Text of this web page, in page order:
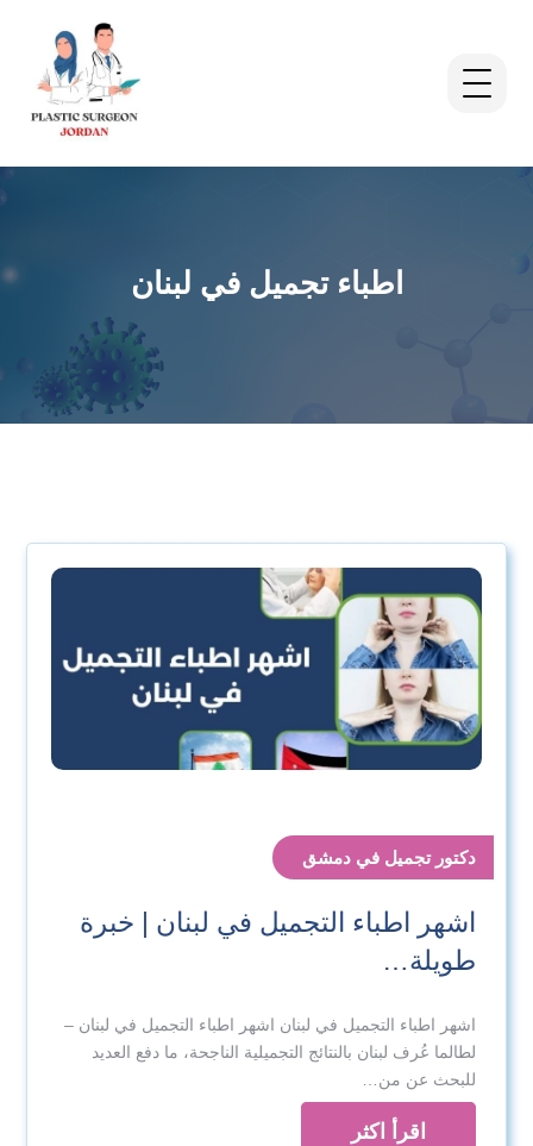
اطباء تجميل في لبنان
دكتور تجميل في دمشق
اشهر اطباء التجميل في لبنان | خبرة
طويلة…
اشهر اطباء التجميل في لبنان اشهر اطباء التجميل في لبنان –
لطالما عُرف لبنان بالنتائج التجميلية الناجحة، ما دفع العديد
للبحث عن من…
اقرأ اكثر